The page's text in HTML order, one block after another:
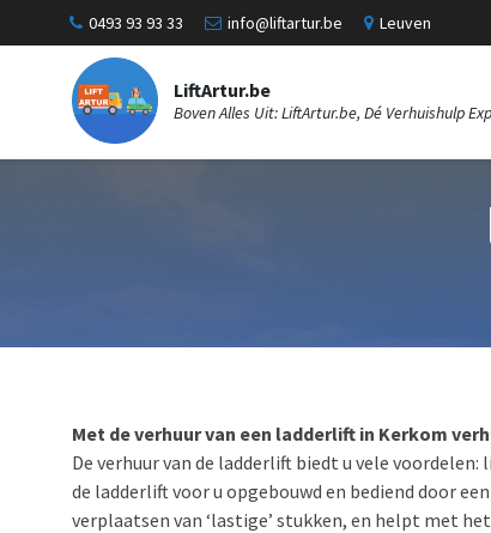
0493 93 93 33 info@liftartur.be Leuven
LiftArtur.be
Boven Alles Uit: LiftArtur.be, Dé Verhuishulp
Met de verhuur van een ladderlift in Kerkom
De verhuur van de ladderlift biedt u vele
de ladderlift voor u opgebouwd en bediend door
verplaatsen van ‘lastige’ stukken, en helpt met